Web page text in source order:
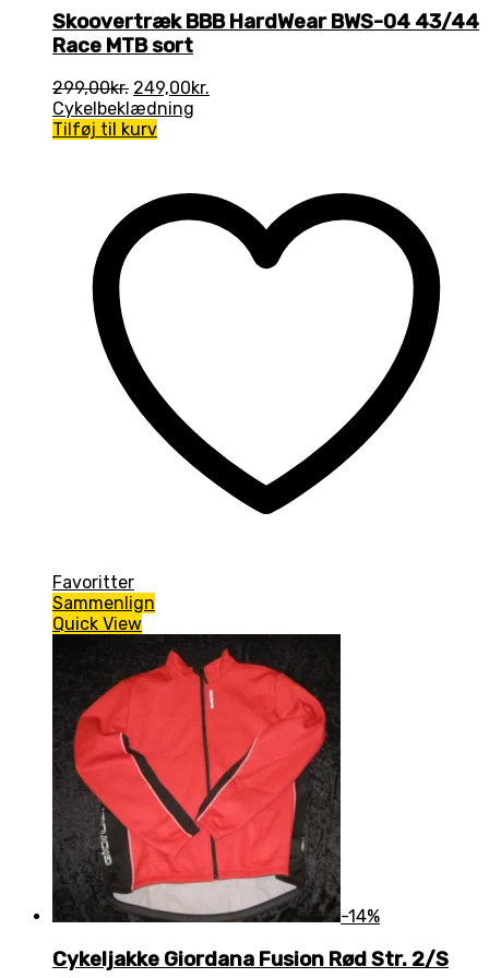
Skoovertræk BBB HardWear BWS-04 43/44
Race MTB sort
299,00kr. Den
oprindelige
pris
249,00kr.
Cykelbeklædning
Tilføj til kurv
Favoritter
Sammenlign
Quick View
-14%
Cykeljakke Giordana Fusion Rød Str. 2/S